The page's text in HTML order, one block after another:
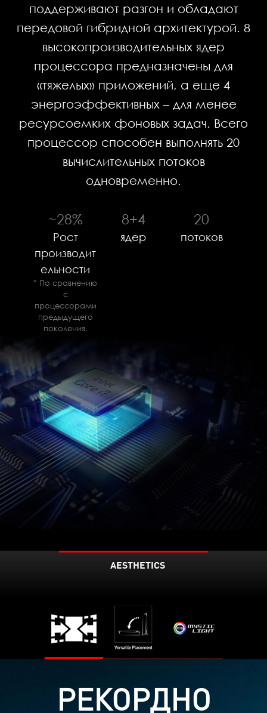
поддерживают разгон и обладают
передовой гибридной архитектурой. 8
высокопроизводительных ядер
процессора предназначены для
«тяжелых» приложений, а еще 4
энергоэффективных – для менее
ресурсоемких фоновых задач. Всего
процессор способен выполнять 20
вычислительных потоков
одновременно.
~28%
Рост
производит
ельности
* По сравнению
с
процессорами
предыдущего
поколения.
8+4
ядер
20
потоков
AESTHETICS
РЕКОРДНО